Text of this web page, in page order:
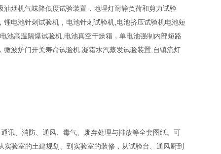
烟机气味降低度试验装置，地埋灯耐静负荷和剪力试验
电池针刺试验机，电池针刺试验机,电池挤压试验机电池短
池高温隔爆试验机,电池真空干燥箱，单电池强制内部短路
波炉门开关寿命试验机,凝霜水汽蒸发试验装置,自镇流灯
讯、消防、通风、毒气、废弃处理与排放等全套图纸。可
验室的土建规划、到实验室的装修，从试验台、通风厨到